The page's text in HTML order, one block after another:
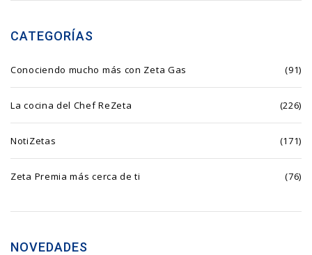
CATEGORÍAS
Conociendo mucho más con Zeta Gas (91)
La cocina del Chef ReZeta (226)
NotiZetas (171)
Zeta Premia más cerca de ti (76)
NOVEDADES